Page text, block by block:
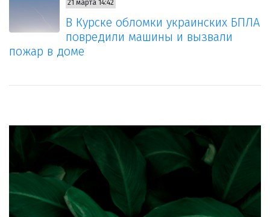
21 марта 14:42
В Курске обломки украинских БПЛА
повредили машины и вызвали
пожар в доме